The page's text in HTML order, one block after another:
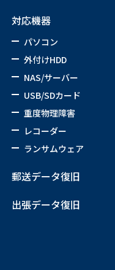
対応機器
パソコン
外付けHDD
NAS/サーバー
USB/SDカード
重度物理障害
レコーダー
ランサムウェア
郵送データ復旧
出張データ復旧